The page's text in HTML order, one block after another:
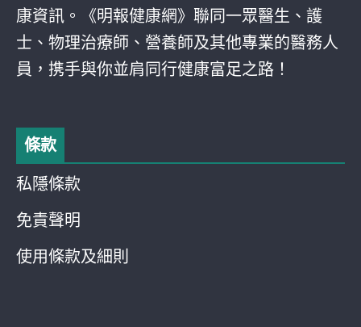
康資訊。《明報健康網》聯同一眾醫生、護
士、物理治療師、營養師及其他專業的醫務人
員，携手與你並肩同行健康富足之路！
條款
私隱條款
免責聲明
使用條款及細則